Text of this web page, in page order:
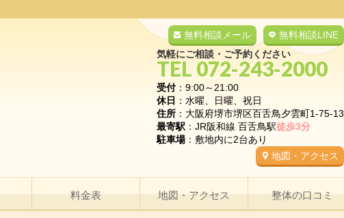
無料相談LINE
無料相談メール
気軽にご相談・ご予約ください
TEL 072-243-2000
受付：9:00～21:00
休日 ：水曜、日曜、祝日
住所 ：大阪府堺市堺区百舌鳥夕雲町1-75-13
最寄駅 ：JR阪和線 百舌鳥駅徒歩3分
駐車場：敷地内に2台あり
地図・アクセス
料金表 地図・アクセス 整体の口コミ